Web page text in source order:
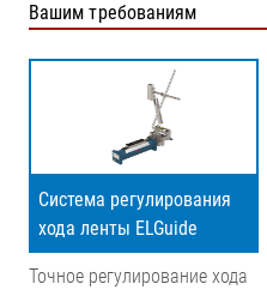
Вашим требованиям
Система регулирования
хода ленты ELGuide
Точное регулирование хода